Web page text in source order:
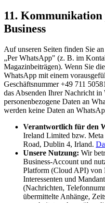
11.
Business
Auf unseren Seiten finden Sie
„Per WhatsApp" (z. B. im
Magazinbeiträgen). Wenn Sie
WhatsApp mit einem
Geschäftsnummer +49 711
das Absenden Ihrer Nachricht
personenbezogene Daten an
werden keine Daten an
Verantwortlich für den
Ireland Limited bzw.
Road, Dublin 4, Irland.
Unsere Nutzung: Wir
Business-Account und
Platform (Cloud API)
Interessenten und
(Nachrichten,
übermittelte Anhänge,